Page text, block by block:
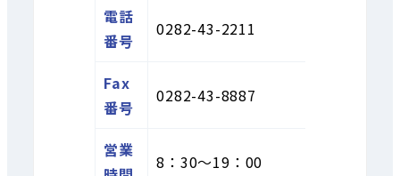
電話
番号
0282-43-2211
Fax
番号
0282-43-8887
営業
8：30～19：00